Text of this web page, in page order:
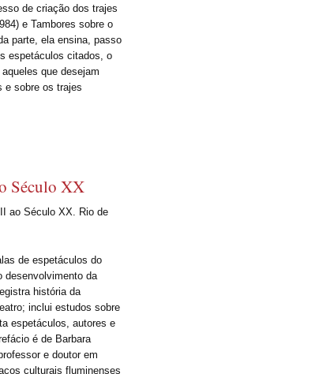
de criação dos trajes
e Tambores sobre o
parte, ela ensina, passo
espetáculos citados, o
que desejam
e sobre os trajes
Século XX
ao Século XX. Rio de
de espetáculos do
desenvolvimento da
história da
inclui estudos sobre
espetáculos, autores e
é de Barbara
e doutor em
culturais fluminenses